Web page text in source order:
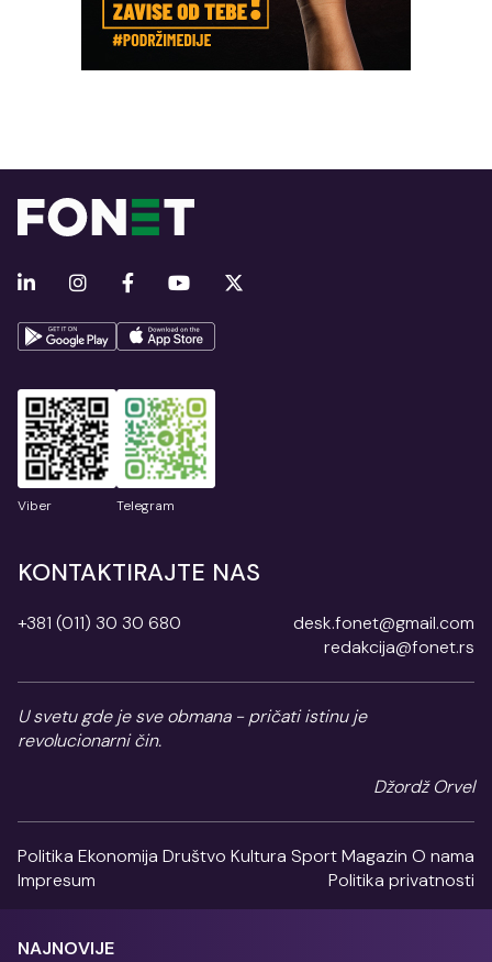
Viber Telegram
KONTAKTIRAJTE NAS
+381 (011) 30 30 680
desk.fonet@gmail.com
redakcija@fonet.rs
U svetu gde je sve obmana - pričati istinu je
revolucionarni čin.
Džordž Orvel
Politika Ekonomija Društvo Kultura SportMagazin O nama
Impresum
Politika privatnosti
NAJNOVIJE